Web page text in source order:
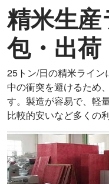
精米生
包・出荷
25トン/日の精米ライ
中の衝突を避けるため
す。製造が容易で、軽
比較的安いなど多くの